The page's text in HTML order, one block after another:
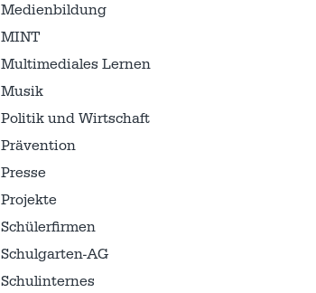
Medienbildung
MINT
Multimediales Lernen
Musik
Politik und Wirtschaft
Prävention
Presse
Projekte
Schülerfirmen
Schulgarten-AG
Schulinternes